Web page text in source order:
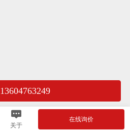
13604763249
关于
在线询价